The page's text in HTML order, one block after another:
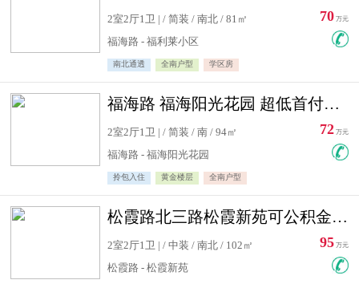
2室2厅1卫 | / 简装 / 南北 / 81㎡
福海路 - 福利莱小区
南北通透 全南户型 学区房
70 万元
福海路 福海阳光花园 超低首付住宅急售
2室2厅1卫 | / 简装 / 南 / 94㎡
福海路 - 福海阳光花园
拎包入住 黄金楼层 全南户型
72 万元
松霞路北三路松霞新苑可公积金贷款北小区南北通透住宅急售
2室2厅1卫 | / 中装 / 南北 / 102㎡
松霞路 - 松霞新苑
95 万元